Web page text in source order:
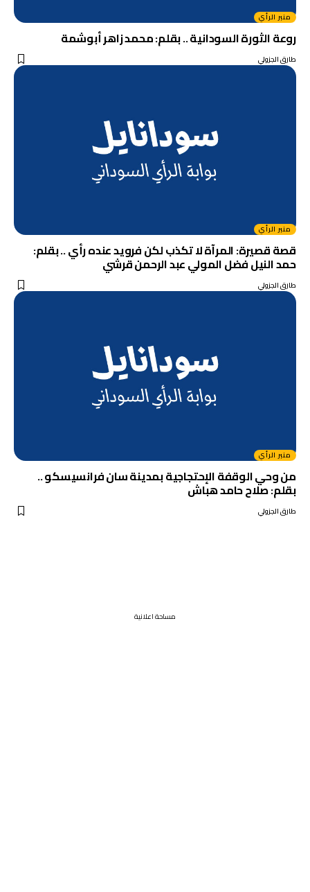
منبر الرأي
روعة الثورة السودانية .. بقلم: محمد زاهر أبوشمة
طارق الجزولي
منبر الرأي
قصة قصيرة: المرآة لا تكذب لكن فرويد عنده رأي .. بقلم:
حمد النيل فضل المولي عبد الرحمن قرشي
طارق الجزولي
منبر الرأي
من وحي الوقفة الإحتجاجية بمدينة سان فرانسيسكو ..
بقلم: صلاح حامد هباش
طارق الجزولي
مساحة اعلانية